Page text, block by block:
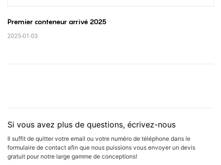
Premier conteneur arrivé 2025
2025-01-03
Si vous avez plus de questions, écrivez-nous
Il suffit de quitter votre email ou votre numéro de téléphone dans le
formulaire de contact afin que nous puissions vous envoyer un devis
gratuit pour notre large gamme de conceptions!